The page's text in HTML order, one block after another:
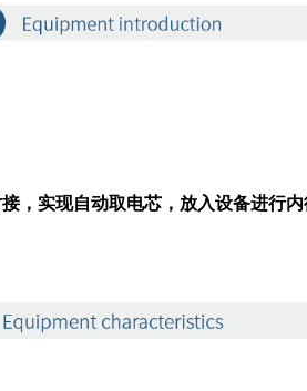
，实现自动取电芯，放入设备进行